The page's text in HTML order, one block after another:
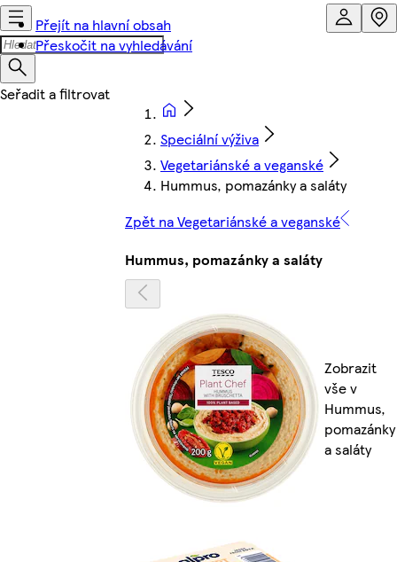
Přejít na hlavní obsah
Přeskočit na vyhledávání
Speciální výživa
Vegetariánské a veganské
Hummus, pomazánky a saláty
Zpět na Vegetariánské a veganské
Hummus, pomazánky a saláty
Zobrazit
vše v
Hummus,
pomazánky
a saláty